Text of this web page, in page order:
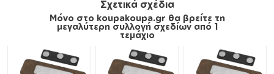
Σχετικά σχέδια
Μόνο στο koupakoupa.gr θα βρείτε τη
μεγαλύτερη συλλογή σχεδίων από 1
τεμάχιο